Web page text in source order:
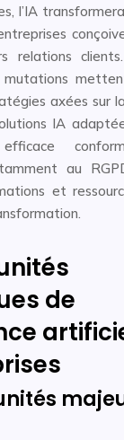
l’IA
relations
mutations
axées sur
IA
au
et
de